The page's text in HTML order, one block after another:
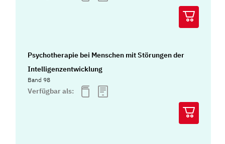
Psychotherapie bei Menschen mit Störungen der
Intelligenzentwicklung
Band 98
Verfügbar als: